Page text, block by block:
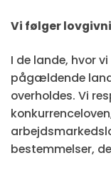
Vi følger
I de lande, hvor
pågældende
overholdes. Vi
bestemmelser,